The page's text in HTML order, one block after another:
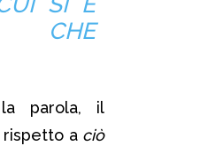
CHE
parola, il
rispetto a ciò